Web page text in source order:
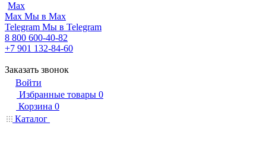
Max
Max Мы в Max
Telegram Мы в Telegram
8 800 600-40-82
+7 901 132-84-60
Заказать звонок
Войти
Избранные товары 0
Корзина 0
Каталог